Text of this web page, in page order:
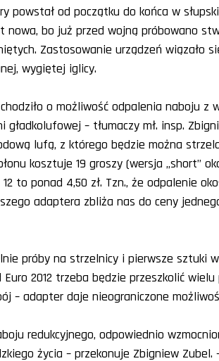
powstał od początku do końca w
nowa, bo już przed wojną próbowano
Zastosowanie urządzeń wiązało
wygiętej iglicy.
o możliwość odpalenia naboju z
gładkolufowej – tłumaczy mł. insp.
lufą, z którego będzie można
kosztuje 19 groszy (wersja „short”
to ponad 4,50 zł. Tzn., że odpalenie
adaptera zbliża nas do ceny
próby na strzelnicy i pierwsze sztuki
Euro 2012 trzeba będzie przeszkolić
– adapter daje nieograniczone
redukcyjnego, odpowiednio
życia – przekonuje Zbigniew